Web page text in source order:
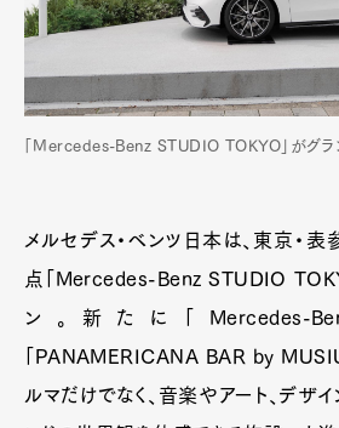
「Mercedes-Benz STUDIO TOKYO」がグラ
メルセデス・ベンツ日本は、東京・
点「Mercedes-Benz STUDIO
ン。新たに「Mercedes-
「PANAMERICANA BAR by
ルマだけでなく、音楽やアート、デザ